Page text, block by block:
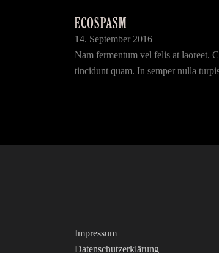
ECOSPASM
14. September 2016
Nam fermentum vel felis at laoreet.
tincidunt quam. In semper nulla
Impressum
Datenschutzerklärung